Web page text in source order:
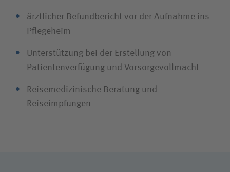
ärztlicher Befundbericht vor der Aufnahme ins
Pflegeheim
Unterstützung bei der Erstellung von
Patientenverfügung und Vorsorgevollmacht
Reisemedizinische Beratung und
Reiseimpfungen